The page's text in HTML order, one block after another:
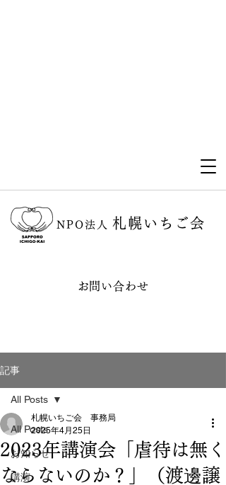
NPO法人 札幌いちご会
お問い合わせ
記事
All Posts
お知らせ
講演
All Posts
2023年講演会「虐待は無く
ならないのか？」（渡邊譲
札幌いちご会 事務局
2025年4月25日